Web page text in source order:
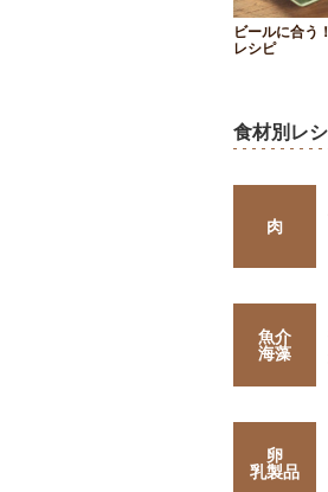
ビールに合う
レシピ
食材別レ
肉
魚介
海藻
卵
乳製品